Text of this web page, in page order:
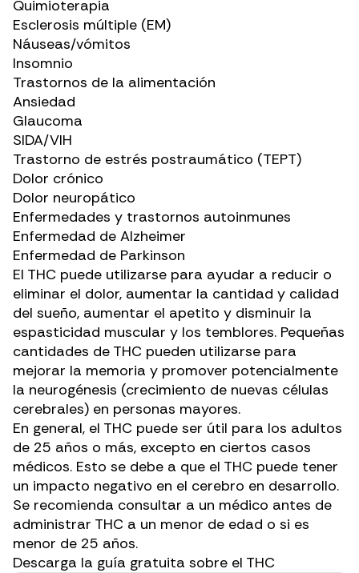
Quimioterapia
Esclerosis múltiple (EM)
Náuseas/vómitos
Insomnio
Trastornos de la alimentación
Ansiedad
Glaucoma
SIDA/VIH
Trastorno de estrés postraumático (TEPT)
Dolor crónico
Dolor neuropático
Enfermedades y trastornos autoinmunes
Enfermedad de Alzheimer
Enfermedad de Parkinson
El THC puede utilizarse para ayudar a reducir o
eliminar el dolor, aumentar la cantidad y calidad
del sueño, aumentar el apetito y disminuir la
espasticidad muscular y los temblores. Pequeñas
cantidades de THC pueden utilizarse para
mejorar la memoria y promover potencialmente
la neurogénesis (crecimiento de nuevas células
cerebrales) en personas mayores.
En general, el THC puede ser útil para los adultos
de 25 años o más, excepto en ciertos casos
médicos. Esto se debe a que el THC puede tener
un impacto negativo en el cerebro en desarrollo.
Se recomienda consultar a un médico antes de
administrar THC a un menor de edad o si es
menor de 25 años.
Descarga la guía gratuita sobre el THC